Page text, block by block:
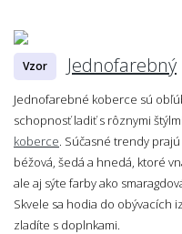
Vzor Jednofarebný
Jednofarebné koberce sú
schopnosť ladiť s rôznymi
koberce . Súčasné trendy
béžová, šedá a hnedá, ktoré
ale aj sýte farby ako
Skvele sa hodia do obývacích
zladíte s doplnkami.